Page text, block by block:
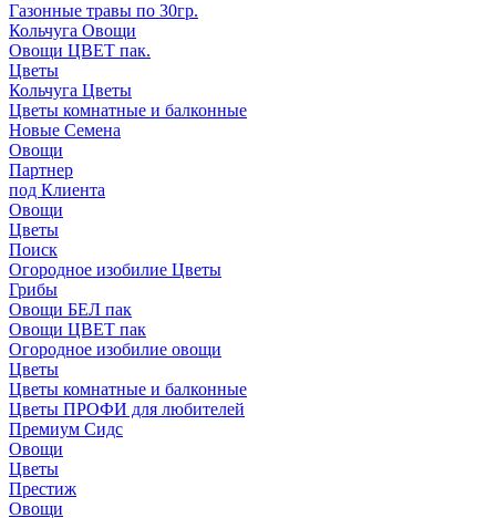
Газонные травы по 30гр.
Кольчуга Овощи
Овощи ЦВЕТ пак.
Цветы
Кольчуга Цветы
Цветы комнатные и балконные
Новые Семена
Овощи
Партнер
под Клиента
Овощи
Цветы
Поиск
Огородное изобилие Цветы
Грибы
Овощи БЕЛ пак
Овощи ЦВЕТ пак
Огородное изобилие овощи
Цветы
Цветы комнатные и балконные
Цветы ПРОФИ для любителей
Премиум Сидс
Овощи
Цветы
Престиж
Овощи